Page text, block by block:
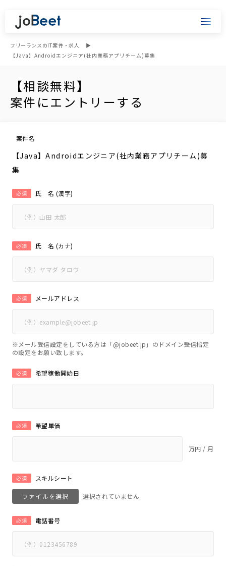
フリーランスのIT案件・求人
【Java】Androidエンジニア(社内業務アプリチーム)募集
【相談無料】
案件にエントリーする
案件名
【Java】Androidエンジニア(社内業務アプリチーム)募
集
氏 名 (漢字)
必須
氏 名 (カナ)
必須
メールアドレス
必須
※メール受信設定をしている方は「@jobeet.jp」のドメイン受信指定
の設定をお願い致します。
希望稼働開始日
必須
希望単価
必須
万円 / 月
スキルシート
必須
ファイルを選択
電話番号
必須